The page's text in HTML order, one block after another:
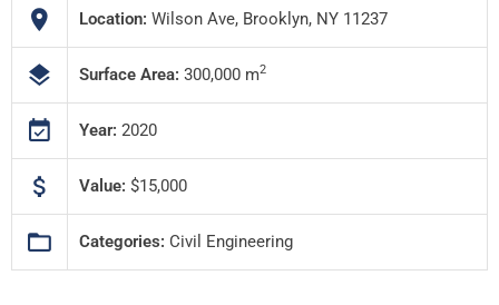
Location: Wilson Ave, Brooklyn, NY 11237
Surface Area: 300,000 m2
Year: 2020
Value: $15,000
Categories: Civil Engineering